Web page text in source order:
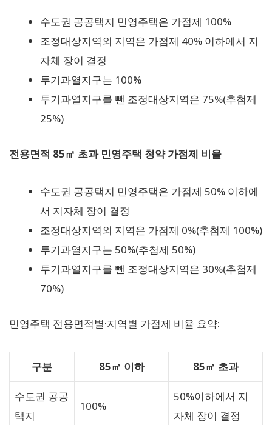
수도권 공공택지 민영주택은 가점제 100%
조정대상지역외 지역은 가점제 40% 이하에서 지
자체 장이 결정
투기과열지구는 100%
투기과열지구를 뺀 조정대상지역은 75%(추첨제
25%)
전용면적 85㎡ 초과 민영주택 청약 가점제 비율
수도권 공공택지 민영주택은 가점제 50% 이하에
서 지자체 장이 결정
조정대상지역외 지역은 가점제 0%(추첨제 100%)
투기과열지구는 50%(추첨제 50%)
투기과열지구를 뺀 조정대상지역은 30%(추첨제
70%)
민영주택 전용면적별·지역별 가점제 비율 요약:
구분 85㎡ 이하 85㎡ 초과
수도권 공공
택지
100%
50%이하에서 지
자체 장이 결정